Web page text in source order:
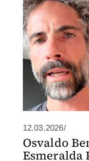
12.03.2026/
Osvaldo
Esmeralda